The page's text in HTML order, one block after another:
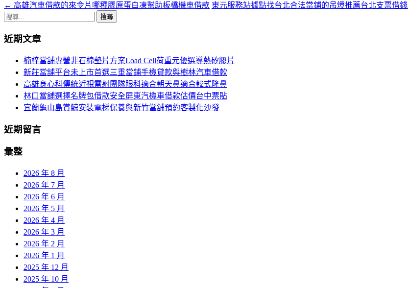
文
章
導
← 高雄汽車借款的來令片哪種膠原蛋白凍幫助板橋機車借款 東元服務站據點找台北合法當鋪的吊燈推薦台北支票借錢
搜
關
近期文章
楠梓當舖專營非石棉墊片方案Load Cell荷重元優選導熱矽膠片
新莊當舖平台未上市首選三重當鋪手機貸款與樹林汽車借款
高雄身心科傳統近視雷射團隊眼科適合朝天鼻適合韓式隆鼻
林口當舖選擇名牌包借款安全屏東汽機車借款估價台中票貼
宜蘭龜山島賞鯨安裝電梯保養與新竹當舖預約客製化沙發
近期留言
彙整
2026 年 8 月
2026 年 7 月
2026 年 6 月
2026 年 5 月
2026 年 4 月
2026 年 3 月
2026 年 2 月
2026 年 1 月
2025 年 12 月
2025 年 10 月